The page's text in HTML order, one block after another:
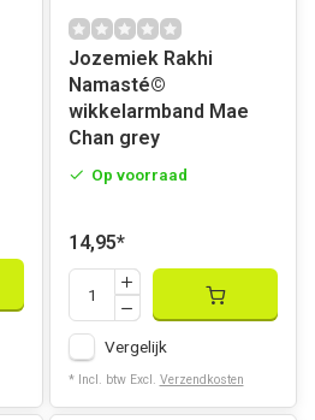
Jozemiek Rakhi
Namasté©
wikkelarmband Mae
Chan grey
Op voorraad
14,95*
Vergelijk
* Incl. btw Excl. Verzendkosten